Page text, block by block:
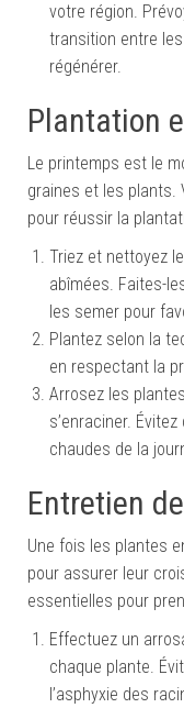
votre région.
transition entre
régénérer.
Plantation
Le printemps est le
graines et les plants.
pour réussir la
Triez et nettoyez
abîmées. Faites-
les semer pour
Plantez selon la
en respectant la
Arrosez les
s’enraciner.
chaudes de la
Entretien
Une fois les plantes
pour assurer leur
essentielles pour
Effectuez un
chaque plante.
l’asphyxie des